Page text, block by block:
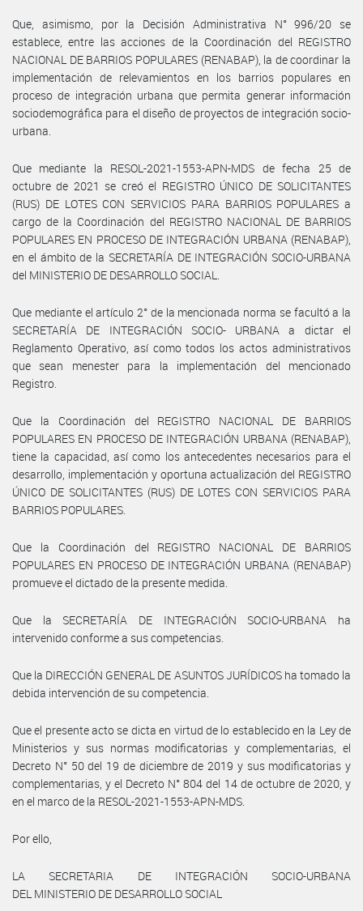
Que, asimismo, por la Decisión Administrativa N° 996/20 se
establece, entre las acciones de la Coordinación del REGISTRO
NACIONAL DE BARRIOS POPULARES (RENABAP), la de coordinar la
implementación de relevamientos en los barrios populares en
proceso de integración urbana que permita generar información
sociodemográfica para el diseño de proyectos de integración socio-
urbana.
Que mediante la RESOL-2021-1553-APN-MDS de fecha 25 de
octubre de 2021 se creó el REGISTRO ÚNICO DE SOLICITANTES
(RUS) DE LOTES CON SERVICIOS PARA BARRIOS POPULARES a
cargo de la Coordinación del REGISTRO NACIONAL DE BARRIOS
POPULARES EN PROCESO DE INTEGRACIÓN URBANA (RENABAP),
en el ámbito de la SECRETARÍA DE INTEGRACIÓN SOCIO-URBANA
del MINISTERIO DE DESARROLLO SOCIAL.
Que mediante el artículo 2° de la mencionada norma se facultó a la
SECRETARÍA DE INTEGRACIÓN SOCIO- URBANA a dictar el
Reglamento Operativo, así como todos los actos administrativos
que sean menester para la implementación del mencionado
Registro.
Que la Coordinación del REGISTRO NACIONAL DE BARRIOS
POPULARES EN PROCESO DE INTEGRACIÓN URBANA (RENABAP),
tiene la capacidad, así como los antecedentes necesarios para el
desarrollo, implementación y oportuna actualización del REGISTRO
ÚNICO DE SOLICITANTES (RUS) DE LOTES CON SERVICIOS PARA
BARRIOS POPULARES.
Que la Coordinación del REGISTRO NACIONAL DE BARRIOS
POPULARES EN PROCESO DE INTEGRACIÓN URBANA (RENABAP)
promueve el dictado de la presente medida.
Que la SECRETARÍA DE INTEGRACIÓN SOCIO-URBANA ha
intervenido conforme a sus competencias.
Que la DIRECCIÓN GENERAL DE ASUNTOS JURÍDICOS ha tomado la
debida intervención de su competencia.
Que el presente acto se dicta en virtud de lo establecido en la Ley de
Ministerios y sus normas modificatorias y complementarias, el
Decreto N° 50 del 19 de diciembre de 2019 y sus modificatorias y
complementarias, y el Decreto N° 804 del 14 de octubre de 2020, y
en el marco de la RESOL-2021-1553-APN-MDS.
Por ello,
LA SECRETARIA DE INTEGRACIÓN SOCIO-URBANA
DEL MINISTERIO DE DESARROLLO SOCIAL